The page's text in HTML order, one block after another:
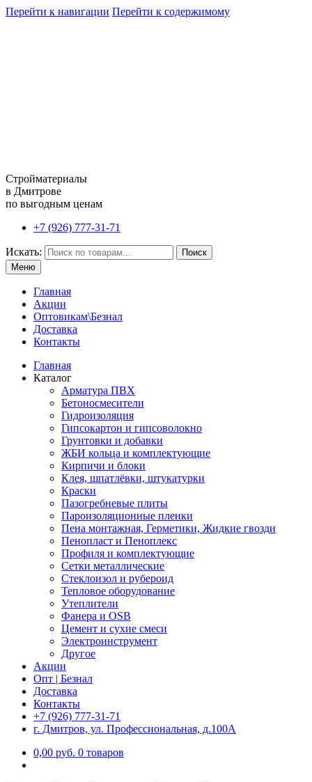
Перейти к навигации Перейти к содержимому
Стройматериалы
в Дмитрове
по выгодным ценам
+7 (926) 777-31-71
Искать:
Поиск
Меню
Главная
Акции
Оптовикам\Безнал
Доставка
Контакты
Главная
Каталог
Арматура ПВХ
Бетоносмесители
Гидроизоляция
Гипсокартон и гипсоволокно
Грунтовки и добавки
ЖБИ кольца и комплектующие
Кирпичи и блоки
Клея, шпатлёвки, штукатурки
Краски
Пазогребневые плиты
Пароизоляционные пленки
Пена монтажная, Герметики, Жидкие гвозди
Пенопласт и Пеноплекс
Профиля и комплектующие
Сетки металлические
Стеклоизол и рубероид
Тепловое оборудование
Утеплители
Фанера и OSB
Цемент и сухие смеси
Электроинструмент
Другое
Акции
Опт | Безнал
Доставка
Контакты
+7 (926) 777-31-71
г. Дмитров, ул. Профессиональная, д.100А
0,00 руб. 0 товаров